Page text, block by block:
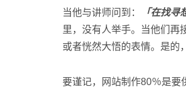
当他与讲师问到： 「在找
里，没有人举手。当他们再
或者恍然大悟的表情。是的
要谨记，网站制作80％是要